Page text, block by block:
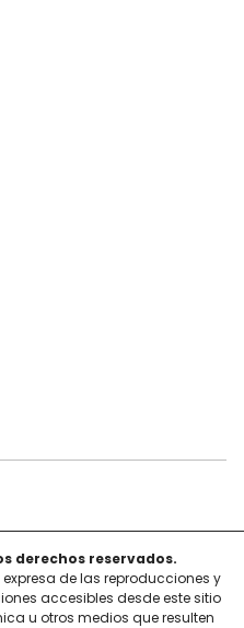
derechos reservados.
expresa de las reproducciones y
accesibles desde este sitio
u otros medios que resulten